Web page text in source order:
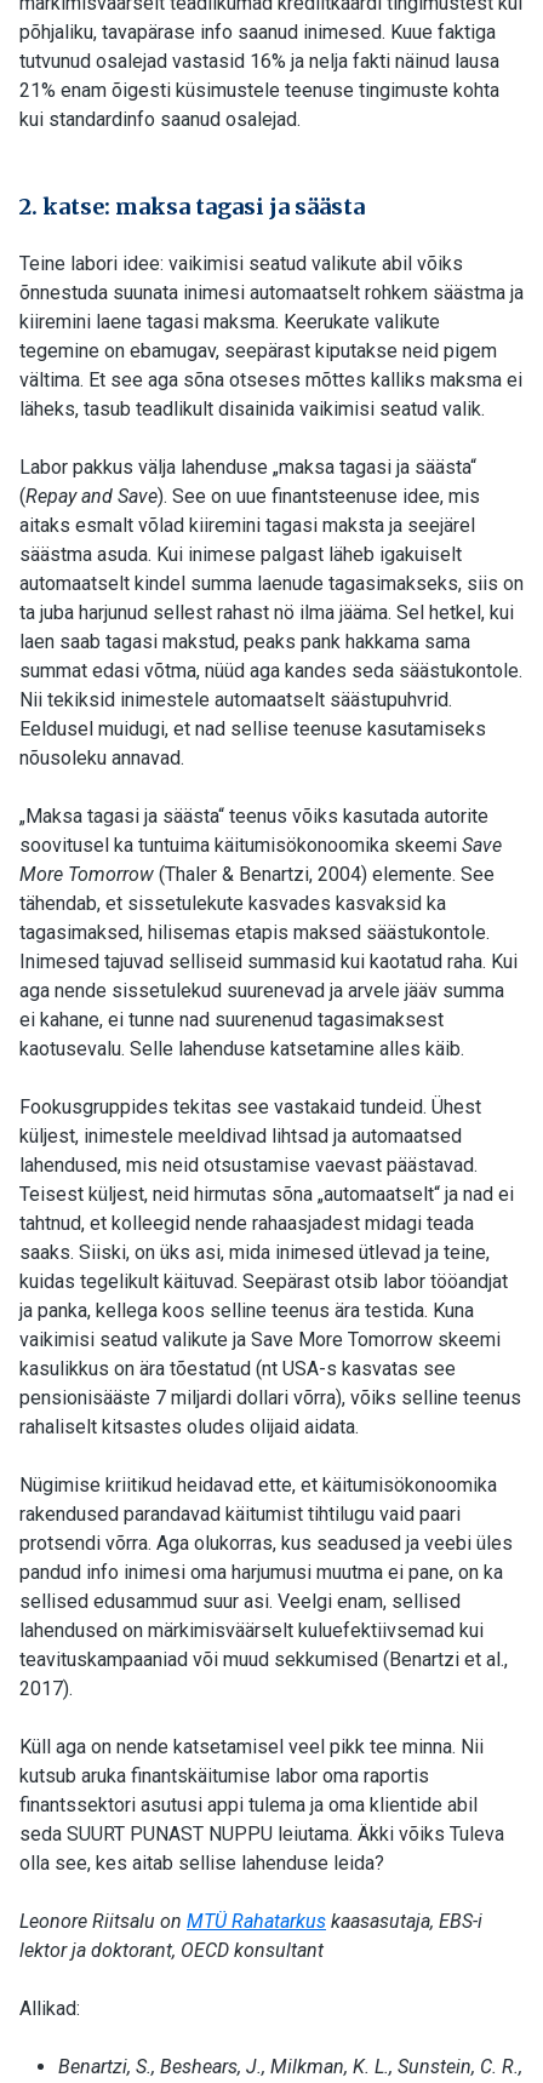
põhjaliku, tavapärase info saanud inimesed. Kuue faktiga
tutvunud osalejad vastasid 16% ja nelja fakti näinud lausa
21% enam õigesti küsimustele teenuse tingimuste kohta
kui standardinfo saanud osalejad.
2. katse: maksa tagasi ja säästa
Teine labori idee: vaikimisi seatud valikute abil võiks
õnnestuda suunata inimesi automaatselt rohkem säästma ja
kiiremini laene tagasi maksma. Keerukate valikute
tegemine on ebamugav, seepärast kiputakse neid pigem
vältima. Et see aga sõna otseses mõttes kalliks maksma ei
läheks, tasub teadlikult disainida vaikimisi seatud valik.
Labor pakkus välja lahenduse „maksa tagasi ja säästa“
(Repay and Save). See on uue finantsteenuse idee, mis
aitaks esmalt võlad kiiremini tagasi maksta ja seejärel
säästma asuda. Kui inimese palgast läheb igakuiselt
automaatselt kindel summa laenude tagasimakseks, siis on
ta juba harjunud sellest rahast nö ilma jääma. Sel hetkel, kui
laen saab tagasi makstud, peaks pank hakkama sama
summat edasi võtma, nüüd aga kandes seda säästukontole.
Nii tekiksid inimestele automaatselt säästupuhvrid.
Eeldusel muidugi, et nad sellise teenuse kasutamiseks
nõusoleku annavad.
„Maksa tagasi ja säästa“ teenus võiks kasutada autorite
soovitusel ka tuntuima käitumisökonoomika skeemi Save
More Tomorrow (Thaler & Benartzi, 2004) elemente. See
tähendab, et sissetulekute kasvades kasvaksid ka
tagasimaksed, hilisemas etapis maksed säästukontole.
Inimesed tajuvad selliseid summasid kui kaotatud raha. Kui
aga nende sissetulekud suurenevad ja arvele jääv summa
ei kahane, ei tunne nad suurenenud tagasimaksest
kaotusevalu. Selle lahenduse katsetamine alles käib.
Fookusgruppides tekitas see vastakaid tundeid. Ühest
küljest, inimestele meeldivad lihtsad ja automaatsed
lahendused, mis neid otsustamise vaevast päästavad.
Teisest küljest, neid hirmutas sõna „automaatselt“ ja nad ei
tahtnud, et kolleegid nende rahaasjadest midagi teada
saaks. Siiski, on üks asi, mida inimesed ütlevad ja teine,
kuidas tegelikult käituvad. Seepärast otsib labor tööandjat
ja panka, kellega koos selline teenus ära testida. Kuna
vaikimisi seatud valikute ja Save More Tomorrow skeemi
kasulikkus on ära tõestatud (nt USA-s kasvatas see
pensionisääste 7 miljardi dollari võrra), võiks selline teenus
rahaliselt kitsastes oludes olijaid aidata.
Nügimise kriitikud heidavad ette, et käitumisökonoomika
rakendused parandavad käitumist tihtilugu vaid paari
protsendi võrra. Aga olukorras, kus seadused ja veebi üles
pandud info inimesi oma harjumusi muutma ei pane, on ka
sellised edusammud suur asi. Veelgi enam, sellised
lahendused on märkimisväärselt kuluefektiivsemad kui
teavituskampaaniad või muud sekkumised (Benartzi et al.,
2017).
Küll aga on nende katsetamisel veel pikk tee minna. Nii
kutsub aruka finantskäitumise labor oma raportis
finantssektori asutusi appi tulema ja oma klientide abil
seda SUURT PUNAST NUPPU leiutama. Äkki võiks Tuleva
olla see, kes aitab sellise lahenduse leida?
Leonore Riitsalu on MTÜ Rahatarkus kaasasutaja, EBS-i
lektor ja doktorant, OECD konsultant
Allikad:
Benartzi, S., Beshears, J., Milkman, K. L., Sunstein, C. R.,